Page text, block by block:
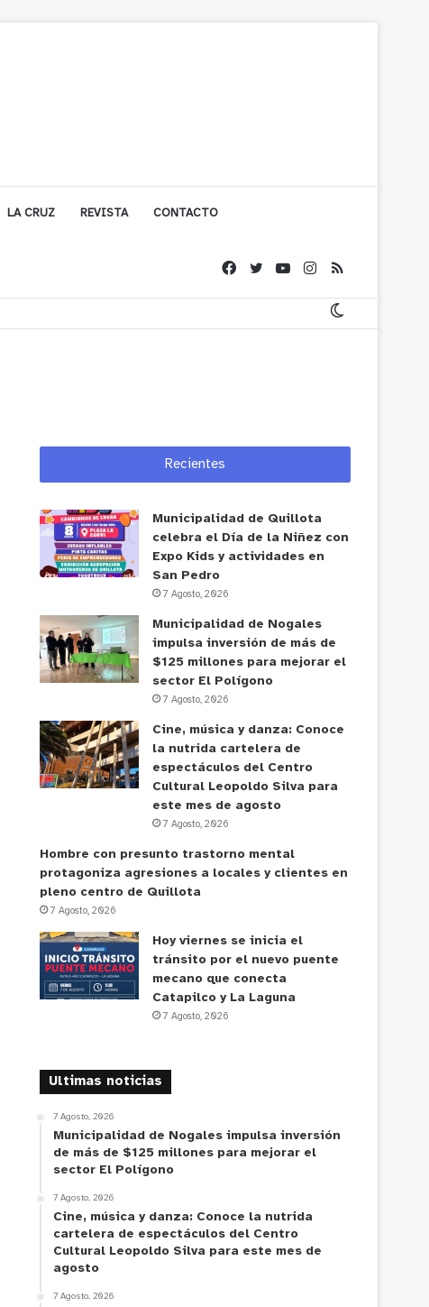
LA CRUZ REVISTA CONTACTO
Recientes
Municipalidad de Quillota
celebra el Día de la Niñez con
Expo Kids y actividades en
San Pedro
7 Agosto, 2026
Municipalidad de Nogales
impulsa inversión de más de
$125 millones para mejorar el
sector El Polígono
7 Agosto, 2026
Cine, música y danza: Conoce
la nutrida cartelera de
espectáculos del Centro
Cultural Leopoldo Silva para
este mes de agosto
7 Agosto, 2026
Hombre con presunto trastorno mental
protagoniza agresiones a locales y clientes en
pleno centro de Quillota
7 Agosto, 2026
Hoy viernes se inicia el
tránsito por el nuevo puente
mecano que conecta
Catapilco y La Laguna
7 Agosto, 2026
Ultimas noticias
7 Agosto, 2026
Municipalidad de Nogales impulsa inversión
de más de $125 millones para mejorar el
sector El Polígono
7 Agosto, 2026
Cine, música y danza: Conoce la nutrida
cartelera de espectáculos del Centro
Cultural Leopoldo Silva para este mes de
agosto
7 Agosto, 2026